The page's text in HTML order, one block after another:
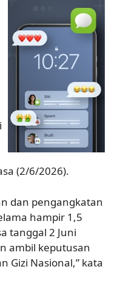
(2/6/2026).
dan pengangkatan
hampir 1,5
tanggal 2 Juni
ambil keputusan
Gizi Nasional,” kata